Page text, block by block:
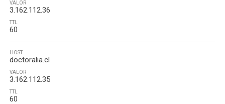
VALOR
3.162.112.36
TTL
60
HOST
doctoralia.cl
VALOR
3.162.112.35
TTL
60